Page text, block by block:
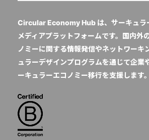
Circular Economy Hub は、サーキュラ
メディアプラットフォームです。国内外
ノミーに関する情報発信やネットワーキ
ュラーデザインプログラムを通じて企業
ーキュラーエコノミー移行を支援します。